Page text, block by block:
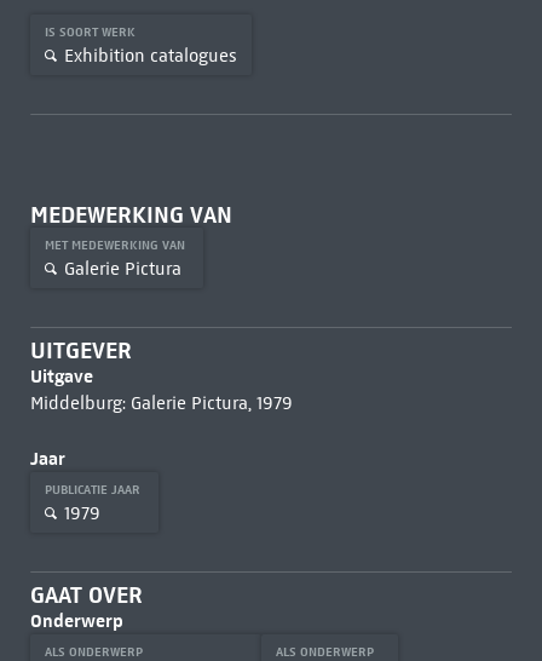
IS SOORT WERK
Exhibition catalogues
MEDEWERKING VAN
MET MEDEWERKING VAN
Galerie Pictura
UITGEVER
Uitgave
Middelburg: Galerie Pictura, 1979
Jaar
PUBLICATIE JAAR
1979
GAAT OVER
Onderwerp
ALS ONDERWERP ALS ONDERWERP